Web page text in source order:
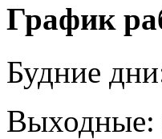
График
Будние
Выходные: